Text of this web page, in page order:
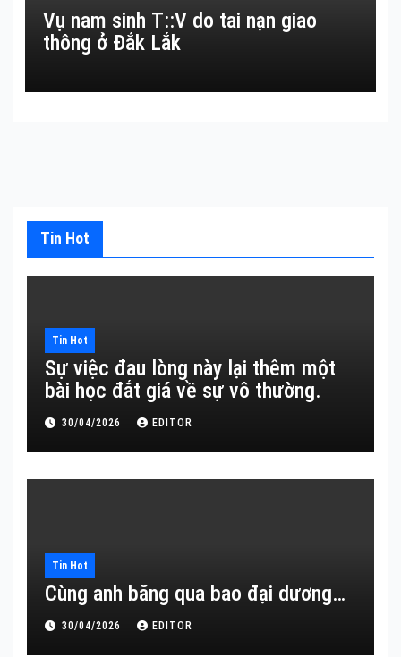
Vụ nam sinh T::V do tai nạn giao
thông ở Đắk Lắk
Tin Hot
Tin Hot
Sự việc đau lòng này lại thêm một
bài học đắt giá về sự vô thường.
30/04/2026 EDITOR
Tin Hot
Cùng anh băng qua bao đại dương…
30/04/2026 EDITOR